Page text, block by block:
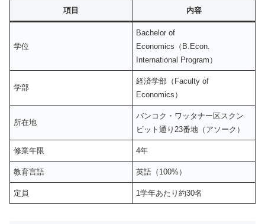
項目 内容
学位
Bachelor of
Economics（B.Econ.
International Program）
学部
経済学部（Faculty of
Economics）
所在地
バンコク・ワッタナー区スクン
ビット通り23番地（アソーク）
修業年限 4年
教育言語 英語（100%）
定員 1学年あたり約30名